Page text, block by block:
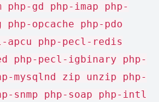
php-gd php-imap php-
opcache php-pdo
apcu php-pecl-redis
php-pecl-igbinary php-
mysqlnd zip unzip php-
snmp php-soap php-intl